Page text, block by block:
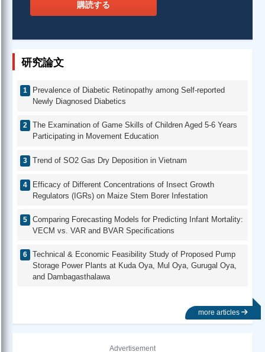
購読する
研究論文
Prevalence of Diabetic Retinopathy among Self-reported
Newly Diagnosed Diabetics
The Examination of Game Skills of Children Aged 5-6 Years
Participating in Movement Education
Trend of SO2 Gas Dry Deposition in Vietnam
Efficacy of Different Concentrations of Insect Growth
Regulators (IGRs) on Maize Stem Borer Infestation
Comparing Forecasting Models for Predicting Infant Mortality:
VECM vs. VAR and BVAR Specifications
Technical & Economic Feasibility Study of Proposed Pump
Storage Power Plants at Kuda Oya, Mul Oya, Gurugal Oya,
and Dambagasthalawa
more articles
Advertisement